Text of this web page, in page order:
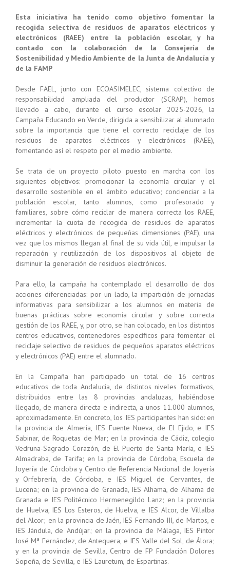
Esta iniciativa ha tenido como objetivo fomentar la
recogida selectiva de residuos de aparatos eléctricos y
electrónicos (RAEE) entre la población escolar, y ha
contado con la colaboración de la Consejería de
Sostenibilidad y Medio Ambiente de la Junta de Andalucía y
de la FAMP
Desde FAEL, junto con ECOASIMELEC, sistema colectivo de
responsabilidad ampliada del productor (SCRAP), hemos
llevado a cabo, durante el curso escolar 2025-2026, la
Campaña Educando en Verde, dirigida a sensibilizar al alumnado
sobre la importancia que tiene el correcto reciclaje de los
residuos de aparatos eléctricos y electrónicos (RAEE),
fomentando así el respeto por el medio ambiente.
Se trata de un proyecto piloto puesto en marcha con los
siguientes objetivos: promocionar la economía circular y el
desarrollo sostenible en el ámbito educativo; concienciar a la
población escolar, tanto alumnos, como profesorado y
familiares, sobre cómo reciclar de manera correcta los RAEE,
incrementar la cuota de recogida de residuos de aparatos
eléctricos y electrónicos de pequeñas dimensiones (PAE), una
vez que los mismos llegan al final de su vida útil, e impulsar la
reparación y reutilización de los dispositivos al objeto de
disminuir la generación de residuos electrónicos.
Para ello, la campaña ha contemplado el desarrollo de dos
acciones diferenciadas: por un lado, la impartición de jornadas
informativas para sensibilizar a los alumnos en materia de
buenas prácticas sobre economía circular y sobre correcta
gestión de los RAEE, y, por otro, se han colocado, en los distintos
centros educativos, contenedores específicos para fomentar el
reciclaje selectivo de residuos de pequeños aparatos eléctricos
y electrónicos (PAE) entre el alumnado.
En la Campaña han participado un total de 16 centros
educativos de toda Andalucía, de distintos niveles formativos,
distribuidos entre las 8 provincias andaluzas, habiéndose
llegado, de manera directa e indirecta, a unos 11.000 alumnos,
aproximadamente. En concreto, los IES participantes han sido: en
la provincia de Almería, IES Fuente Nueva, de El Ejido, e IES
Sabinar, de Roquetas de Mar; en la provincia de Cádiz, colegio
Vedruna-Sagrado Corazón, de El Puerto de Santa María, e IES
Almadraba, de Tarifa; en la provincia de Córdoba, Escuela de
Joyería de Córdoba y Centro de Referencia Nacional de Joyería
y Orfebrería, de Córdoba, e IES Miguel de Cervantes, de
Lucena; en la provincia de Granada, IES Alhama, de Alhama de
Granada e IES Politécnico Hermenegildo Lanz; en la provincia
de Huelva, IES Los Esteros, de Huelva, e IES Alcor, de Villalba
del Alcor; en la provincia de Jaén, IES Fernando III, de Martos, e
IES Jándula, de Andújar; en la provincia de Málaga, IES Pintor
José Mª Fernández, de Antequera, e IES Valle del Sol, de Álora;
y en la provincia de Sevilla, Centro de FP Fundación Dolores
Sopeña, de Sevilla, e IES Lauretum, de Espartinas.